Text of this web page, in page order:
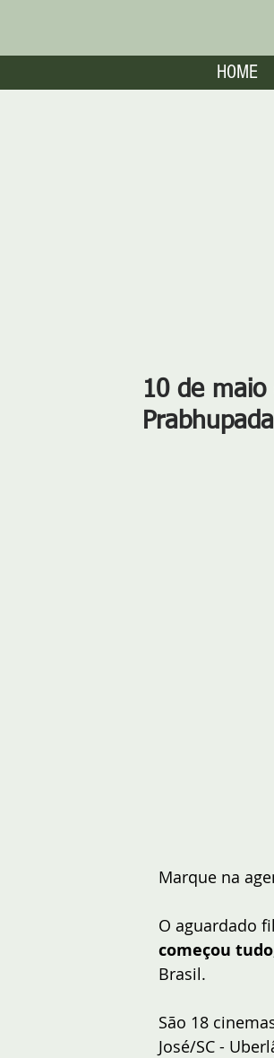
10 de
Prabhupada
Marque na
O aguardado
começou tudo
Brasil.
São 18
José/SC -
HOME